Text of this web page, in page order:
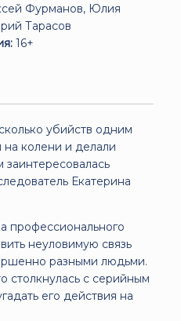
Фурманов, Юлия
Тарасов
16+
убийств одним
на колени и делали
заинтересовалась
Екатерина
профессионального
неуловимую связь
разными людьми.
столкнулась с серийным
его действия на